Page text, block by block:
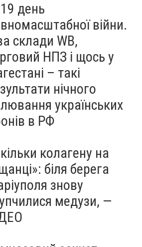
день
війни.
склади WB,
НПЗ і щось у
– такі
нічного
українських
в РФ
колагену на
біля берега
знову
медузи, —